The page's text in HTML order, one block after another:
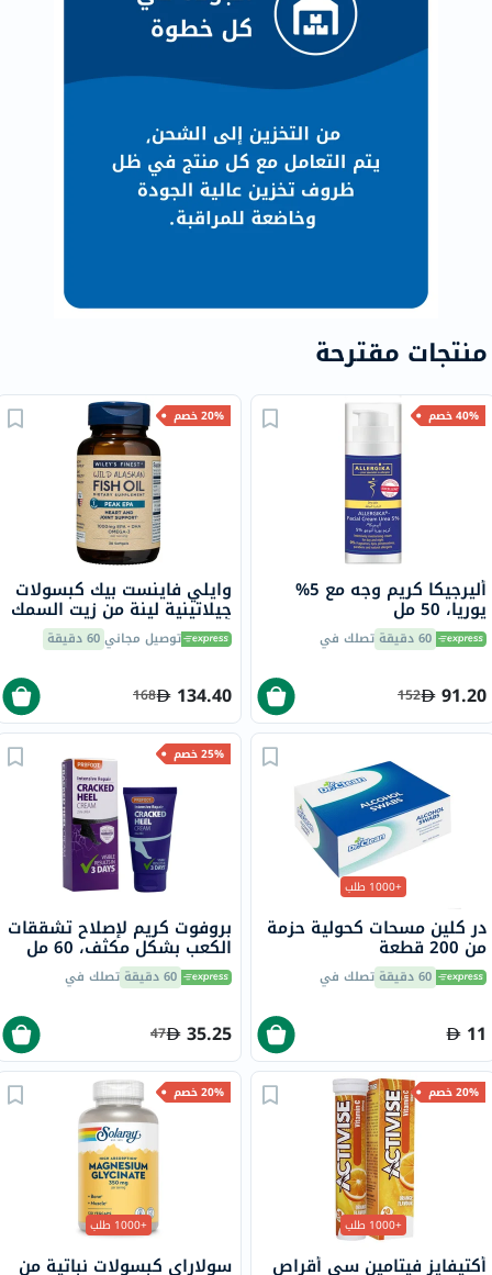
منتجات مقترحة
40% خصم
أليرجيكا كريم وجه مع 5%
يوريا، 50 مل
60 دقيقة تصلك في
91.20
152
20% خصم
وايلي فاينست بيك كبسولات
جيلاتينية لينة من زيت السمك
أوميغا 3 بتركيز 1000 ملجم
من حمض إيكوسابنتينويك
توصيل مجاني60 دقيقة
134.40
168
+1000 طلب
در كلين مسحات كحولية حزمة
من 200 قطعة
60 دقيقة تصلك في
11
25% خصم
بروفوت كريم لإصلاح تشققات
الكعب بشكل مكثف، 60 مل
60 دقيقة تصلك في
35.25
47
20% خصم
+1000 طلب
أكتيفايز فيتامين سي أقراص
20% خصم
+1000 طلب
سولاراي كبسولات نباتية من